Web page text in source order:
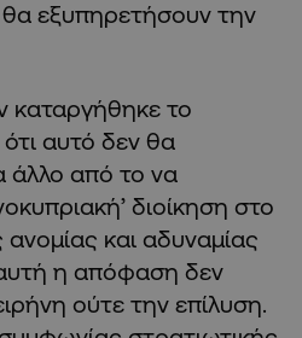
θα εξυπηρετήσουν την
καταργήθηκε το
αυτό δεν θα
άλλο από το να
διοίκηση στο
και αδυναμίας
αυτή η απόφαση δεν
ούτε την επίλυση.